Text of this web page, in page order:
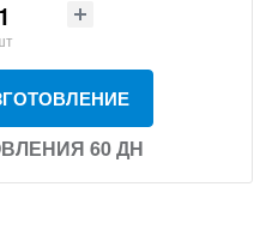
60 ДН